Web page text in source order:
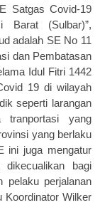
Satgas Covid-19
Barat (Sulbar)”,
adalah SE No 11
dan Pembatasan
Idul Fitri 1442
19 di wilayah
seperti larangan
tranportasi yang
yang berlaku
ini juga mengatur
dikecualikan bagi
pelaku perjalanan
Koordinator Wilker